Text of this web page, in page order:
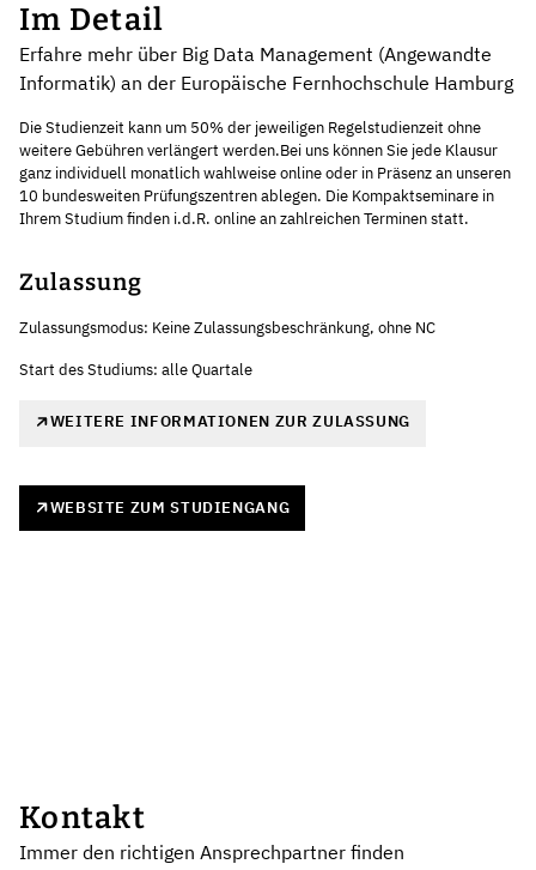
Im Detail
Erfahre mehr über Big Data Management (Angewandte
Informatik) an der Europäische Fernhochschule Hamburg
Die Studienzeit kann um 50% der jeweiligen Regelstudienzeit ohne
weitere Gebühren verlängert werden.Bei uns können Sie jede Klausur
ganz individuell monatlich wahlweise online oder in Präsenz an unseren
10 bundesweiten Prüfungszentren ablegen. Die Kompaktseminare in
Ihrem Studium finden i.d.R. online an zahlreichen Terminen statt.
Zulassung
Zulassungsmodus: Keine Zulassungsbeschränkung, ohne NC
Start des Studiums: alle Quartale
WEITERE INFORMATIONEN ZUR ZULASSUNG
WEBSITE ZUM STUDIENGANG
Kontakt
Immer den richtigen Ansprechpartner finden